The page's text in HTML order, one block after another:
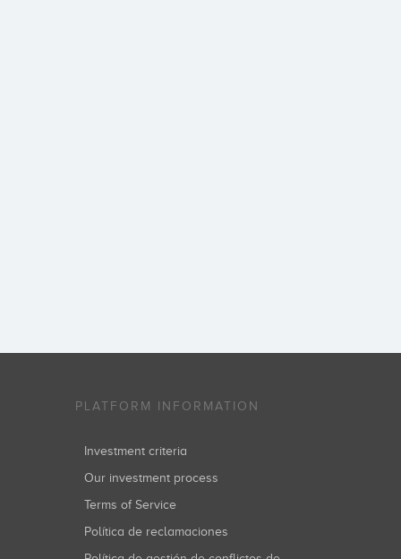
PLATFORM INFORMATION
Investment criteria
Our investment process
Terms of Service
Política de reclamaciones